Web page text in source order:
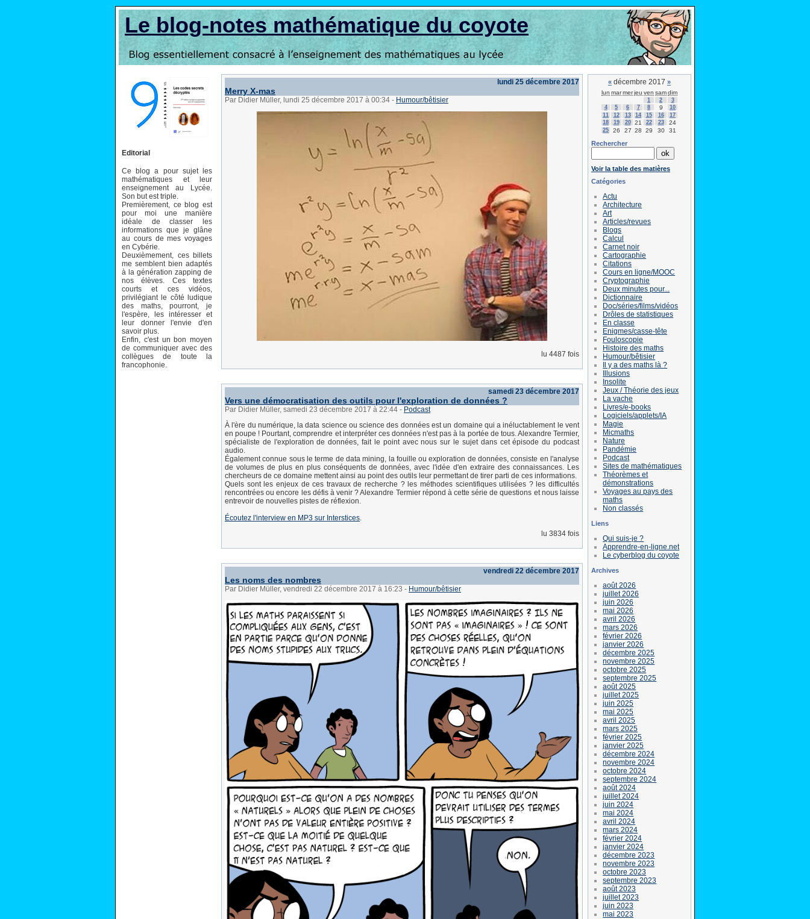
Le blog-notes mathématique du coyote
Editorial
Ce blog a pour sujet les
mathématiques et leur
enseignement au Lycée.
Son but est triple.
Premièrement, ce blog est
pour moi une manière
idéale de classer les
informations que je glâne
au cours de mes voyages
en Cybérie.
Deuxièmement, ces billets
me semblent bien adaptés
à la génération zapping de
nos élèves. Ces textes
courts et ces vidéos,
privilégiant le côté ludique
des maths, pourront, je
l'espère, les intéresser et
leur donner l'envie d'en
savoir plus.
Enfin, c'est un bon moyen
de communiquer avec des
collègues de toute la
francophonie.
lundi 25 décembre 2017
Merry X-mas
Par Didier Müller, lundi 25 décembre 2017 à 00:34 - Humour/bêtisier
lu 4487 fois
samedi 23 décembre 2017
Vers une démocratisation des outils pour l'exploration de données ?
Par Didier Müller, samedi 23 décembre 2017 à 22:44 - Podcast
À l'ère du numérique, la data science ou science des données est un domaine qui a inéluctablement le vent
en poupe ! Pourtant, comprendre et interpréter ces données n'est pas à la portée de tous. Alexandre Termier,
spécialiste de l'exploration de données, fait le point avec nous sur le sujet dans cet épisode du podcast
audio.
Également connue sous le terme de data mining, la fouille ou exploration de données, consiste en l'analyse
de volumes de plus en plus conséquents de données, avec l'idée d'en extraire des connaissances. Les
chercheurs de ce domaine mettent ainsi au point des outils leur permettant de tirer parti de ces informations.
Quels sont les enjeux de ces travaux de recherche ? les méthodes scientifiques utilisées ? les difficultés
rencontrées ou encore les défis à venir ? Alexandre Termier répond à cette série de questions et nous laisse
entrevoir de nouvelles pistes de réflexion.
Écoutez l'interview en MP3 sur Interstices.
lu 3834 fois
vendredi 22 décembre 2017
Les noms des nombres
Par Didier Müller, vendredi 22 décembre 2017 à 16:23 - Humour/bêtisier
« décembre 2017 »
lun marmerjeu ven samdim
1 2
3
4
5 6 7 8 9
10
11
12 13 14 15 16
17
18
19 20 21 22 23 24
25 26 27 28 29 30 31
Rechercher
Voir la table des matières
Catégories
Actu
Architecture
Art
Articles/revues
Blogs
Calcul
Carnet noir
Cartographie
Citations
Cours en ligne/MOOC
Cryptographie
Deux minutes pour...
Dictionnaire
Doc/séries/films/vidéos
Drôles de statistiques
En classe
Enigmes/casse-tête
Fouloscopie
Histoire des maths
Humour/bêtisier
Il y a des maths là ?
Illusions
Insolite
Jeux / Théorie des jeux
La vache
Livres/e-books
Logiciels/applets/IA
Magie
Micmaths
Nature
Pandémie
Podcast
Sites de mathématiques
Théorèmes et
démonstrations
Voyages au pays des
maths
Non classés
Liens
Qui suis-je ?
Apprendre-en-ligne.net
Le cyberblog du coyote
Archives
août 2026
juillet 2026
juin 2026
mai 2026
avril 2026
mars 2026
février 2026
janvier 2026
décembre 2025
novembre 2025
octobre 2025
septembre 2025
août 2025
juillet 2025
juin 2025
mai 2025
avril 2025
mars 2025
février 2025
janvier 2025
décembre 2024
novembre 2024
octobre 2024
septembre 2024
août 2024
juillet 2024
juin 2024
mai 2024
avril 2024
mars 2024
février 2024
janvier 2024
décembre 2023
novembre 2023
octobre 2023
septembre 2023
août 2023
juillet 2023
juin 2023
mai 2023